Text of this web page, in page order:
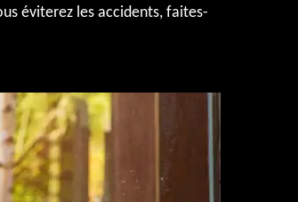
éviterez les accidents, faites-